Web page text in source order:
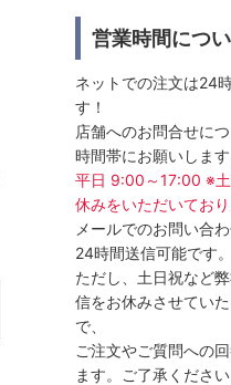
営業時間につ
ネットでの注文は24
す！
店舗へのお問合せに
時間帯にお願いします
平日 9:00～17:00 ※
休みをいただいており
メールでのお問い合
24時間送信可能です。
ただし、土日祝など
信をお休みさせてい
で、
ご注文やご質問への
ます。ご了承ください